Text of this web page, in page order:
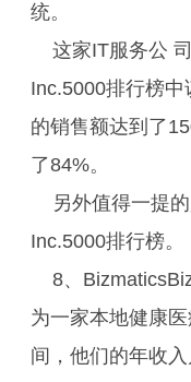
统。
这家IT服务公
Inc.5000排行榜
的销售额达到了
了84%。
另外值得一提
Inc.5000排行榜。
8、
为一家本地健康
间，他们的年收